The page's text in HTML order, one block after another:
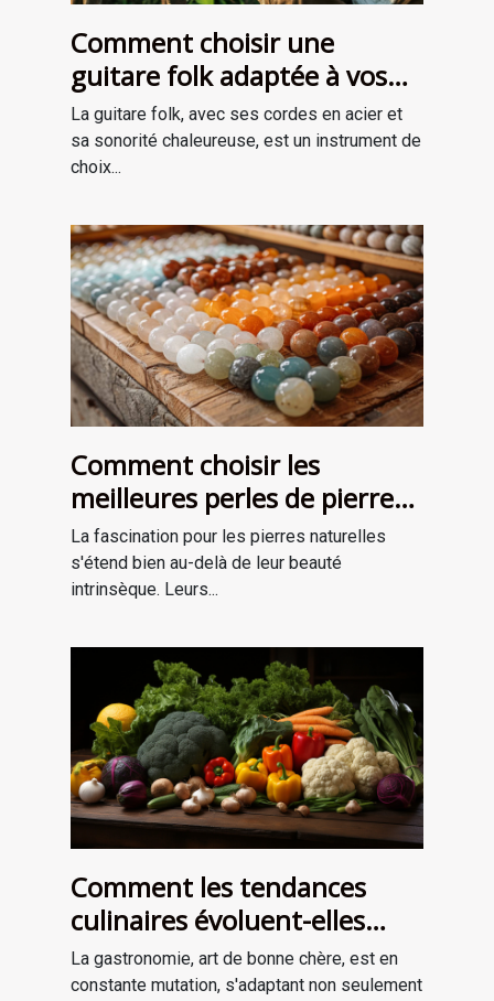
Comment choisir une
guitare folk adaptée à vos
besoins
La guitare folk, avec ses cordes en acier et
sa sonorité chaleureuse, est un instrument de
choix...
Comment choisir les
meilleures perles de pierre
naturelle pour vos projets de
bijouterie et de lithothérapie
La fascination pour les pierres naturelles
s'étend bien au-delà de leur beauté
intrinsèque. Leurs...
Comment les tendances
culinaires évoluent-elles
avec les saisons ?
La gastronomie, art de bonne chère, est en
constante mutation, s'adaptant non seulement